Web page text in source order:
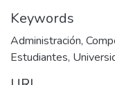
Keywords
Administración,
Estudiantes,